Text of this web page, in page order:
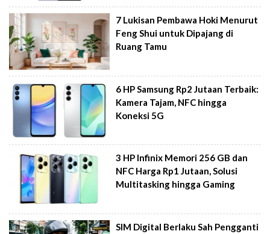
7 Lukisan Pembawa Hoki Menurut
Feng Shui untuk Dipajang di
Ruang Tamu
6 HP Samsung Rp2 Jutaan Terbaik:
Kamera Tajam, NFC hingga
Koneksi 5G
3 HP Infinix Memori 256 GB dan
NFC Harga Rp1 Jutaan, Solusi
Multitasking hingga Gaming
SIM Digital Berlaku Sah Pengganti